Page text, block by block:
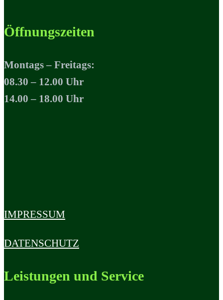
Öffnungszeiten
Montags – Freitags:
08.30 – 12.00 Uhr
14.00 – 18.00 Uhr
IMPRESSUM
DATENSCHUTZ
Leistungen und Service